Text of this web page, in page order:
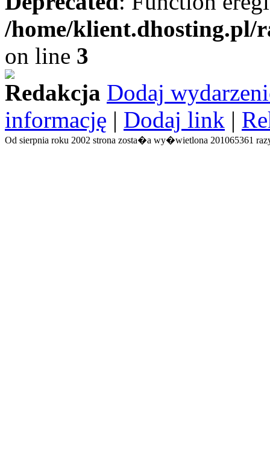
/home/
on line 3
Redakcja Dodaj
informację | Dodaj link |
Od sierpnia roku 2002 strona zosta�a wy�wietlona 201065361